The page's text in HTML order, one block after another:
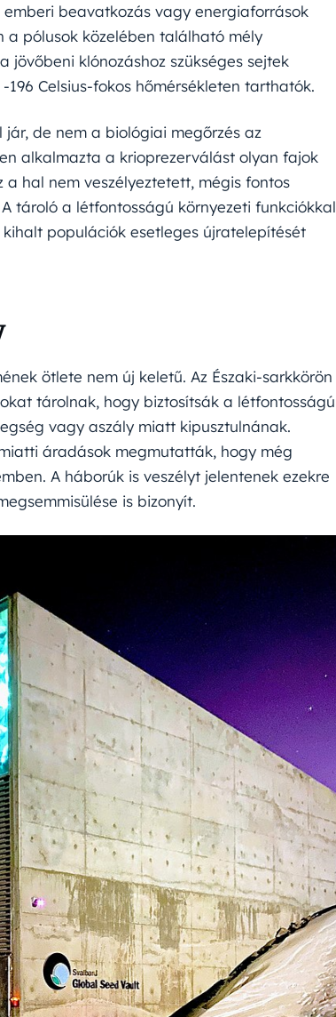
beavatkozás vagy energiaforrások
pólusok közelében található mély
klónozáshoz szükséges sejtek
Celsius-fokos hőmérsékleten tarthatók.
de nem a biológiai megőrzés az
alkalmazta a krioprezerválást olyan fajok
hal nem veszélyeztetett, mégis fontos
tároló a létfontosságú környezeti funkciókkal
populációk esetleges újratelepítését
ötlete nem új keletű. Az Északi-sarkkörön
tárolnak, hogy biztosítsák a létfontosságú
vagy aszály miatt kipusztulnának.
áradások megmutatták, hogy még
A háborúk is veszélyt jelentenek ezekre
is bizonyít.